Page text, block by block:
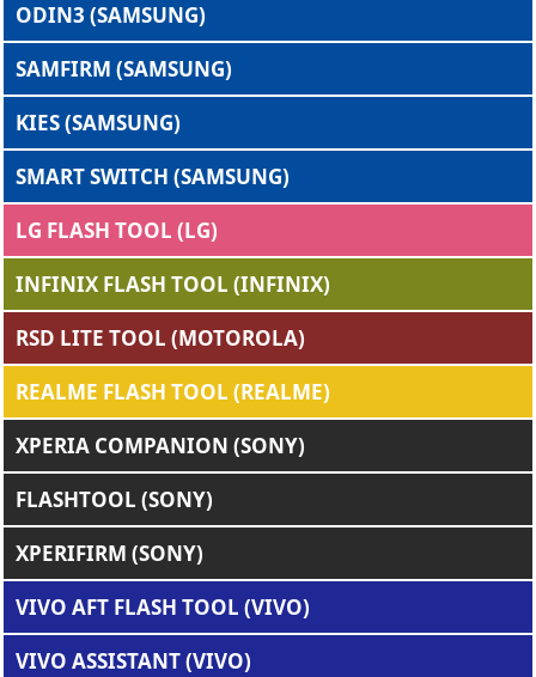
ODIN3 (SAMSUNG)
SAMFIRM (SAMSUNG)
KIES (SAMSUNG)
SMART SWITCH (SAMSUNG)
LG FLASH TOOL (LG)
INFINIX FLASH TOOL (INFINIX)
RSD LITE TOOL (MOTOROLA)
REALME FLASH TOOL (REALME)
XPERIA COMPANION (SONY)
FLASHTOOL (SONY)
XPERIFIRM (SONY)
VIVO AFT FLASH TOOL (VIVO)
VIVO ASSISTANT (VIVO)